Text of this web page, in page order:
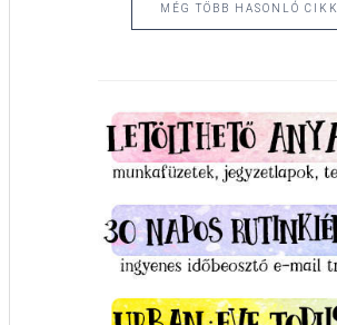
MÉG TÖBB HASONLÓ CIKK